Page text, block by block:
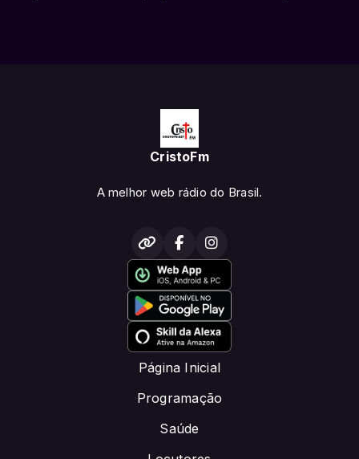
CristoFm
A melhor web rádio do Brasil.
Página Inicial
Programação
Saúde